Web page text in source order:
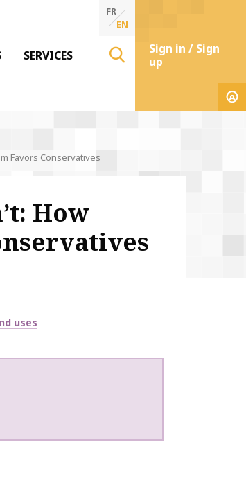
SERVICES
FR
EN
Sign in / Sign
up
Favors Conservatives
How
uses